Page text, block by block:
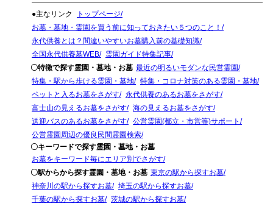
●主なリンク
トップページ
お墓・墓地・霊園を買う前に知っておきたい５つのこと！
永代供養とは？間違いやすいお墓購入前の基礎知識
全国永代供養墓WEB
霊園ガイド特集記事
〇特徴で探す霊園・墓地・お墓 最近の明るいモダンな民営霊園
特集・駅から歩ける霊園・墓地
特集・コロナ対策のある霊園・墓地
ペットと入るお墓をさがす
永代供養のあるお墓をさがす
富士山の見えるお墓をさがす
海の見えるお墓をさがす
送迎バスのあるお墓をさがす
公営霊園(都立・市営等)サポート
公営霊園周辺の優良民間霊園検索
〇キーワードで探す霊園・墓地・お墓
お墓をキーワード毎にエリア別でさがす
〇駅からから探す霊園・墓地・お墓 東京の駅から探すお墓
神奈川の駅から探すお墓
埼玉の駅から探すお墓
千葉の駅から探すお墓
茨城の駅から探すお墓